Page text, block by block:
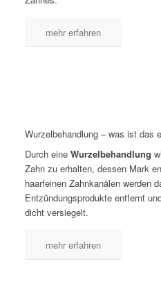
mehr erfahren
Wurzelbehandlung – was ist das
Durch eine Wurzelbehandlung
Zahn zu erhalten, dessen Mark
haarfeinen Zahnkanälen werden
Entzündungsprodukte entfernt
dicht versiegelt.
mehr erfahren